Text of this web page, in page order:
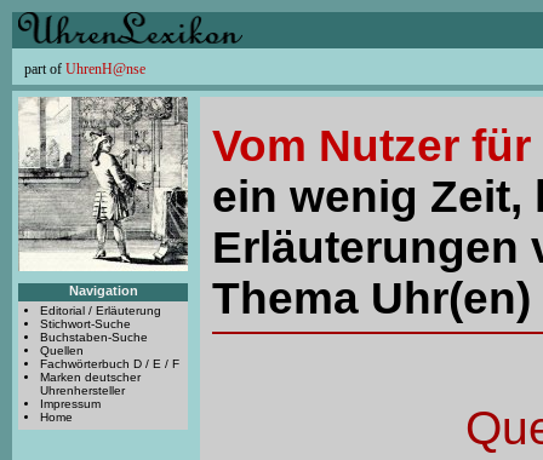
part of UhrenH@nse
Navigation
Editorial / Erläuterung
Stichwort-Suche
Buchstaben-Suche
Quellen
Fachwörterbuch D / E / F
Marken deutscher
Uhrenhersteller
Impressum
Home
Vom Nutzer
ein wenig Zeit,
Erläuterungen
Thema